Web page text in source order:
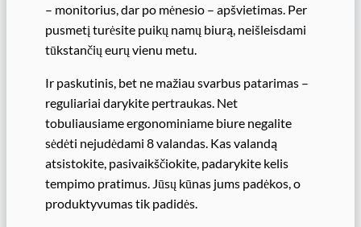
– monitorius, dar po mėnesio – apšvietimas. Per
pusmetį turėsite puikų namų biurą, neišleisdami
tūkstančių eurų vienu metu.
Ir paskutinis, bet ne mažiau svarbus patarimas –
reguliariai darykite pertraukas. Net
tobuliausiame ergonominiame biure negalite
sėdėti nejudėdami 8 valandas. Kas valandą
atsistokite, pasivaikščiokite, padarykite kelis
tempimo pratimus. Jūsų kūnas jums padėkos, o
produktyvumas tik padidės.